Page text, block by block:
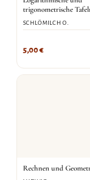
trigonometrische
SCHLÖMILCH O.
5,00€
Rechnen und